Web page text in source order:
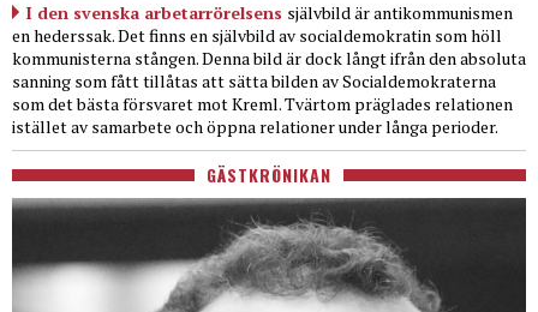
I den svenska arbetarrörelsens självbild är antikommunismen
en hederssak. Det finns en självbild av socialdemokratin som höll
kommunisterna stången. Denna bild är dock långt ifrån den absoluta
sanning som fått tillåtas att sätta bilden av Socialdemokraterna
som det bästa försvaret mot Kreml. Tvärtom präglades relationen
istället av samarbete och öppna relationer under långa perioder.
GÄSTKRÖNIKAN